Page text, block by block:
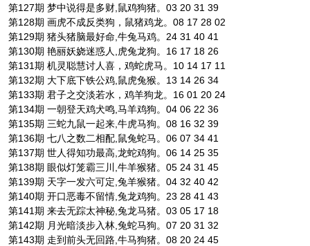
第127期 梦中说得是多财,鼠鸡狗猪。03 20 31 39
第128期 画虎不成反类狗，鼠猪鸡龙。08 17 28 02
第129期 猪头猪脑最好命,牛兔马鸡。24 31 40 41
第130期 艳丽妖娆迷惑人,虎兔龙狗。16 17 18 26
第131期 机灵聪慧讨人喜，鸡蛇虎马。10 14 17 11
第132期 大下底下铁公鸡,鼠虎兔猴。13 14 26 34
第133期 君子之交淡若水，鸡羊狗龙。16 01 20 24
第134期 一朝登天鸡犬鸣,马羊鸡狗。04 06 22 36
第135期 三蛇九鼠一起来,牛虎马狗。08 16 32 39
第136期 七八之数二相配,鼠兔蛇马。06 07 34 41
第137期 世人得知功最高,龙蛇鸡狗。06 14 25 35
第138期 眼似灯笼霸三川,牛羊猴猪。05 24 31 45
第139期 天字一发六可定,兔羊猴猪。04 32 40 42
第140期 开口恶毒不留情,兔龙鸡狗。23 28 41 43
第141期 来去无踪太神秘,兔龙马猪。03 05 17 18
第142期 月光暗淡步入林,兔蛇马狗。07 20 31 32
第143期 走到前头无回路,牛马狗猪。08 20 24 45